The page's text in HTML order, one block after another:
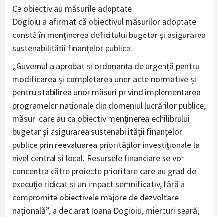
Ce obiectiv au măsurile adoptate
Dogioiu a afirmat că obiectivul măsurilor adoptate
constă în menținerea deficitului bugetar și asigurarea
sustenabilității finanțelor publice.
„Guvernul a aprobat și ordonanța de urgență pentru
modificarea și completarea unor acte normative și
pentru stabilirea unor măsuri privind implementarea
programelor naționale din domeniul lucrărilor publice,
măsuri care au ca obiectiv menținerea echilibrului
bugetar și asigurarea sustenabilității finanțelor
publice prin reevaluarea priorităților investiționale la
nivel central și local. Resursele financiare se vor
concentra către proiecte prioritare care au grad de
execuție ridicat și un impact semnificativ, fără a
compromite obiectivele majore de dezvoltare
națională”, a declarat Ioana Dogioiu, miercuri seară,